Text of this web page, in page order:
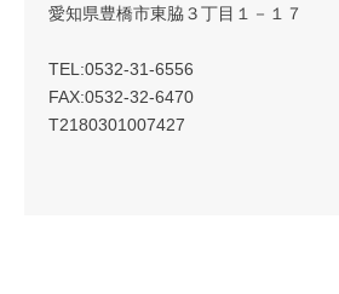
愛知県豊橋市東脇３丁目１－１７
TEL:0532-31-6556
FAX:0532-32-6470
T2180301007427